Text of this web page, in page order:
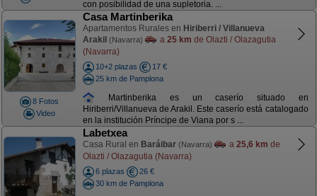
con posibilidad de una supletoria. ...
8 Fotos
Video
Casa Martinberika
Apartamentos Rurales en Hiriberri / Villanueva
Arakil (Navarra) a 25 km de Olazti / Olazagutia
(Navarra)
10+2 plazas
17 €
25 km de Pamplona
Martinberika es un caserío situado en
Hiriberri/Villanueva de Arakil. Este caserío está catalogado
en la institución Príncipe de Viana por s ...
Labetxea
Casa Rural en Baráibar (Navarra) a 25,6 km de
Olazti / Olazagutia (Navarra)
6 plazas
26 €
30 km de Pamplona